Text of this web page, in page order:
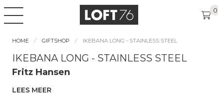
0
HOME GIFTSHOP IKEBANA LONG - STAINLESS STEEL
IKEBANA LONG - STAINLESS STEEL
Fritz Hansen
LEES MEER